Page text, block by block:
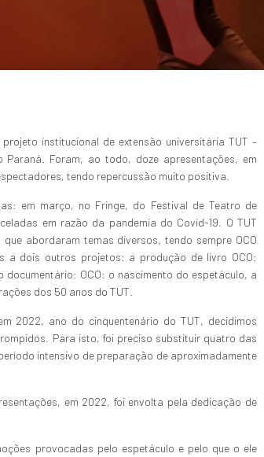
institucional de extensão universitária TUT –
Paraná. Foram, ao todo, doze apresentações, em
tendo repercussão muito positiva.
em março, no Fringe, do Festival de Teatro de
em razão da pandemia do Covid-19. O TUT
abordaram temas diversos, tendo sempre OCO
a dois outros projetos: a produção de livro OCO:
documentário: OCO: o nascimento do espetáculo, a
dos 50 anos do TUT.
2022, ano do cinquentenário do TUT, decidimos
Para isto, foi preciso substituir quatro das
intensivo de preparação de aproximadamente
em 2022, foi envolta pela dedicação de
provocadas pelo espetáculo e pelo que o ele